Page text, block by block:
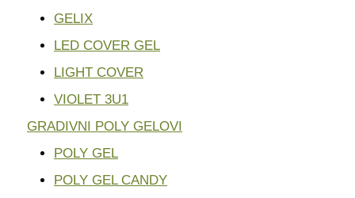
GELIX
LED COVER GEL
LIGHT COVER
VIOLET 3U1
GRADIVNI POLY GELOVI
POLY GEL
POLY GEL CANDY